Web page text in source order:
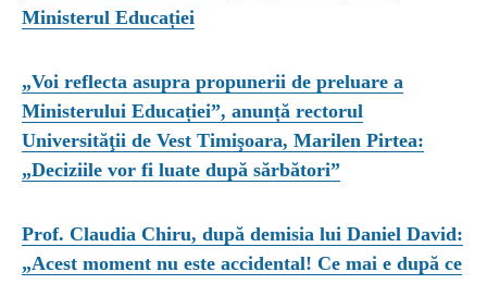
Ministerul Educației
„Voi reflecta asupra propunerii de preluare a
Ministerului Educației”, anunță rectorul
Universităţii de Vest Timişoara, Marilen Pirtea:
„Deciziile vor fi luate după sărbători”
Prof. Claudia Chiru, după demisia lui Daniel David:
„Acest moment nu este accidental! Ce mai e după ce